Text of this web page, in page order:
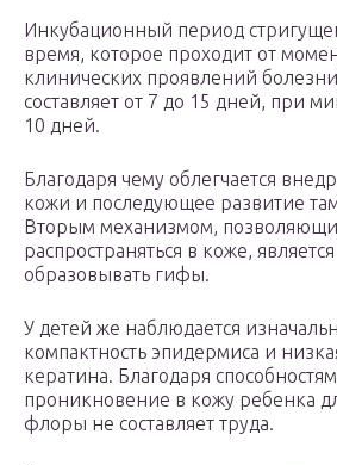
Инкубационный период
время, которое проходит от
клинических проявлений
составляет от 7 до 15 дней, при
10 дней.
Благодаря чему облегчается
кожи и последующее развитие
Вторым механизмом,
распространяться в коже,
образовывать гифы.
У детей же наблюдается
компактность эпидермиса и
кератина. Благодаря
проникновение в кожу ребенка
флоры не составляет труда.